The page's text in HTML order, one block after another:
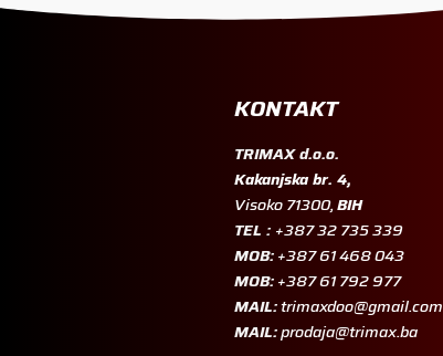
KONTAKT
TRIMAX d.o.o.
Kakanjska br. 4,
Visoko 71300,BIH
TEL : +387 32 735 339
MOB: +387 61 468 043
MOB: +387 61 792 977
MAIL:trimaxdoo@gmail.com
MAIL:prodaja@trimax.ba